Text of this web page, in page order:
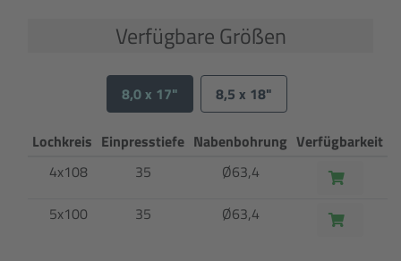
Verfügbare Größen
8,0 x 17" 8,5 x 18"
Lochkreis Einpresstiefe Nabenbohrung Verfügbarkeit
4x108
35
Ø63,4
5x100
35 Ø63,4